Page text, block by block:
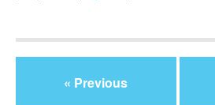
« Previous